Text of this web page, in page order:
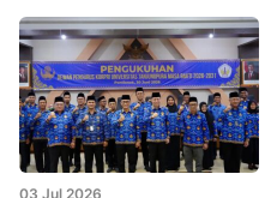
03 Jul 2026